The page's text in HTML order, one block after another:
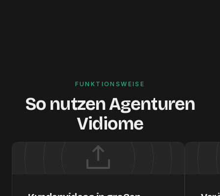
FUNKTIONSWEISE
So nutzen Agenturen
Vidiome